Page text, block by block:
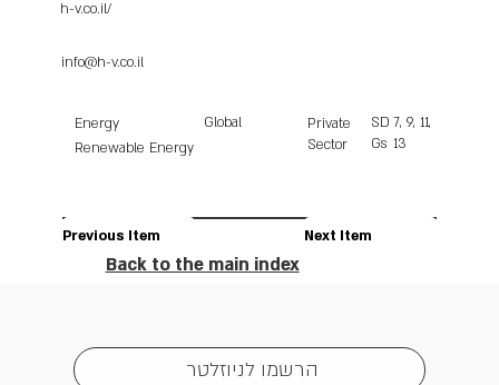
h-v.co.il/
info@h-v.co.il
Next Item
Previous Item
Energy
Renewable Energy
Global
Private
Sector
SD
Gs
7, 9, 11,
13
Back to the main index
הרשמו לניוזלטר